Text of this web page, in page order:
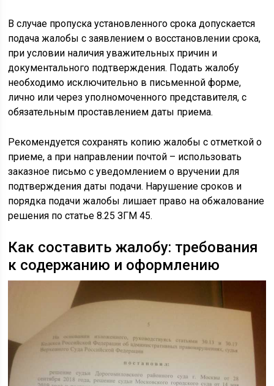
В случае пропуска установленного срока допускается
подача жалобы с заявлением о восстановлении срока,
при условии наличия уважительных причин и
документального подтверждения. Подать жалобу
необходимо исключительно в письменной форме,
лично или через уполномоченного представителя, с
обязательным проставлением даты приема.
Рекомендуется сохранять копию жалобы с отметкой о
приеме, а при направлении почтой – использовать
заказное письмо с уведомлением о вручении для
подтверждения даты подачи. Нарушение сроков и
порядка подачи жалобы лишает право на обжалование
решения по статье 8.25 ЗГМ 45.
Как составить жалобу: требования
к содержанию и оформлению